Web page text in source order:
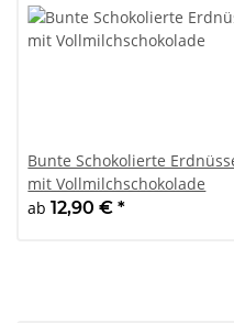
Bunte Schokolierte
mit Vollmilchschokolade
ab12,90 €*